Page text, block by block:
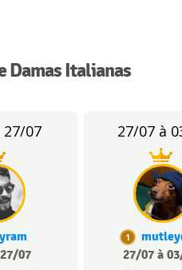
Damas Italianas
27/07
07
27/07 à
1
27/07 à